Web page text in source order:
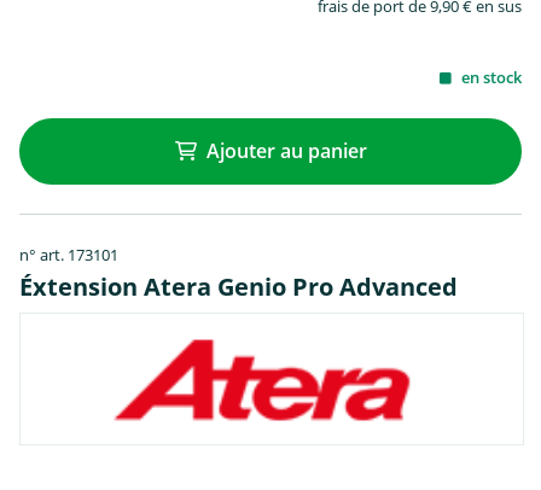
frais de port de 9,90 € en sus
en stock
Ajouter au panier
n° art. 173101
Éxtension Atera Genio Pro Advanced